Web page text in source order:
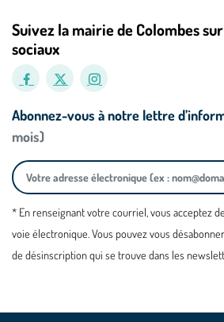
Suivez la mairie de Colombes
sociaux
Abonnez-vous à notre lettre
mois)
* En renseignant votre courriel, vous acceptez
voie électronique. Vous pouvez vous
de désinscription qui se trouve dans les